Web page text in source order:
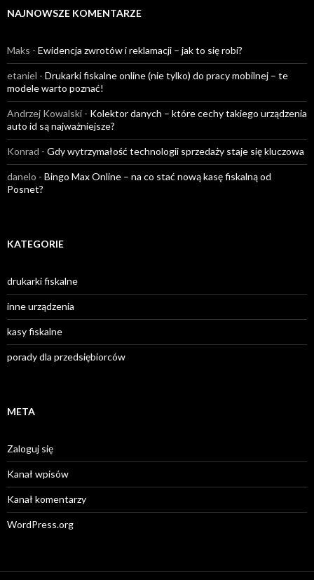
NAJNOWSZE KOMENTARZE
Maks - Ewidencja zwrotów i reklamacji – jak to się robi?
etaniel - Drukarki fiskalne online (nie tylko) do pracy mobilnej – te
modele warto poznać!
Andrzej Kowalski - Kolektor danych – które cechy takiego urządzenia
auto id są najważniejsze?
Konrad - Gdy wytrzymałość technologii sprzedaży staje się kluczowa
danelo - Bingo Max Online – na co stać nową kasę fiskalną od
Posnet?
KATEGORIE
drukarki fiskalne
inne urządzenia
kasy fiskalne
porady dla przedsiębiorców
META
Zaloguj się
Kanał wpisów
Kanał komentarzy
WordPress.org